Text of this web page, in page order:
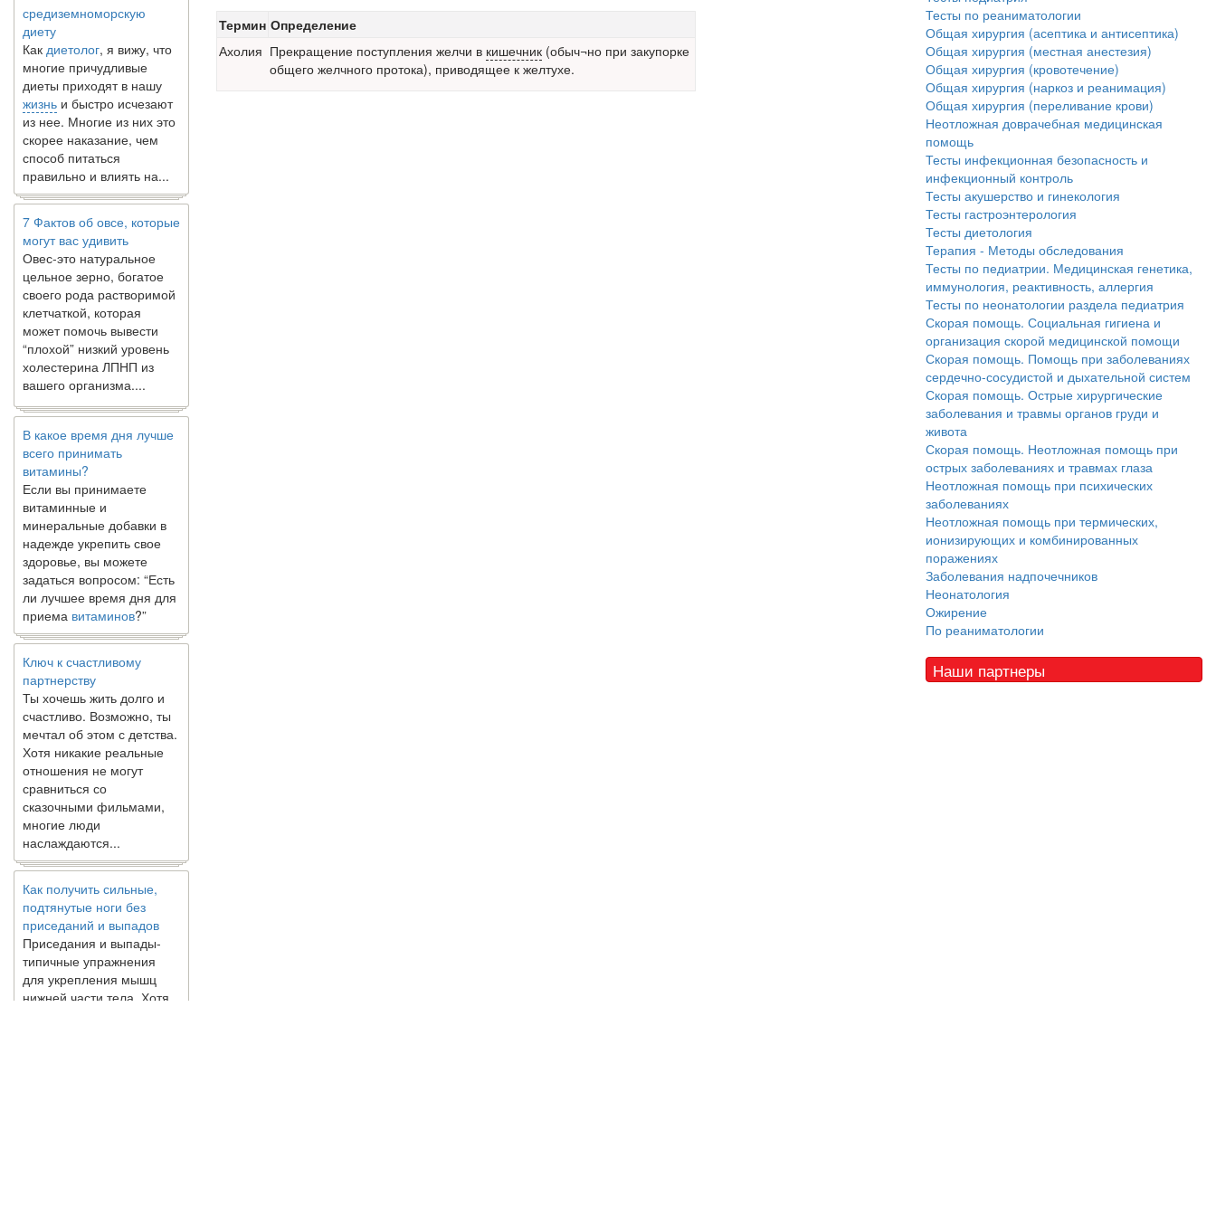
диету
Какдиетолог
многие причудливые
диеты приходят в нашу
жизньи быстро исчезают
из нее. Многие из них это
скорее наказание, чем
способ питаться
правильно и влиять на...
могут вас удивить
Овес-это натуральное
цельное зерно, богатое
своего рода растворимой
клетчаткой, которая
может помочь вывести
“плохой” низкий уровень
холестерина ЛПНП из
вашего организма....
всего принимать
витамины?
Если вы принимаете
витаминные и
минеральные добавки в
надежде укрепить свое
здоровье, вы можете
задаться вопросом: “Есть
ли лучшее время дня для
приемавитаминов?”
партнерству
Ты хочешь жить долго и
счастливо. Возможно, ты
мечтал об этом с детства.
Хотя никакие реальные
отношения не могут
сравниться со
сказочными фильмами,
многие люди
наслаждаются...
подтянутые ноги без
приседаний и выпадов
Приседания и выпады-
типичные упражнения
для укрепления мышц
нижней части тела. Хотя
они чрезвычайно
Термин Определение
Ахолия Прекращение поступления желчи в кишечник (обыч¬но при закупорке
общего желчного протока), приводящее к желтухе.
Тесты по реаниматологии
Общая хирургия (асептика и антисептика)
Общая хирургия (местная анестезия)
Общая хирургия (кровотечение)
Общая хирургия (наркоз и реанимация)
Общая хирургия (переливание крови)
Неотложная доврачебная медицинская
помощь
Тесты инфекционная безопасность и
инфекционный контроль
Тесты акушерство и гинекология
Тесты гастроэнтерология
Тесты диетология
Терапия - Методы обследования
Тесты по педиатрии. Медицинская генетика,
иммунология, реактивность, аллергия
Тесты по неонатологии раздела педиатрия
Скорая помощь. Социальная гигиена и
организация скорой медицинской помощи
Скорая помощь. Помощь при заболеваниях
сердечно-сосудистой и дыхательной систем
Скорая помощь. Острые хирургические
заболевания и травмы органов груди и
живота
Скорая помощь. Неотложная помощь при
острых заболеваниях и травмах глаза
Неотложная помощь при психических
заболеваниях
Неотложная помощь при термических,
ионизирующих и комбинированных
поражениях
Заболевания надпочечников
Неонатология
Ожирение
По реаниматологии
Наши партнеры